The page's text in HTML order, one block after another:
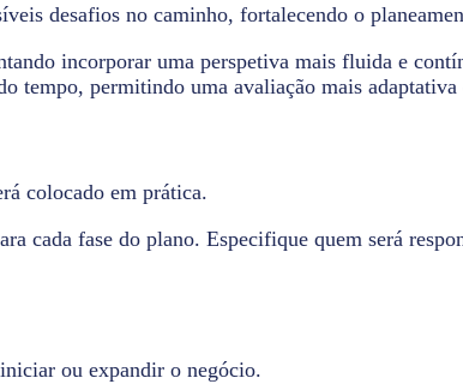
desafios no caminho, fortalecendo o
incorporar uma perspetiva mais fluida e
tempo, permitindo uma avaliação mais
colocado em prática.
cada fase do plano. Especifique quem será
ou expandir o negócio.